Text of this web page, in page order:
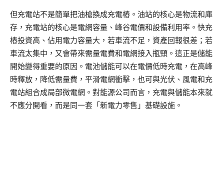
但充電站不是簡單把油槍換成充電樁。油站的核心是物流和庫
存，充電站的核心是電網容量、峰谷電價和設備利用率。快充
樁投資高、佔用電力容量大，若車流不足，資產回報很差；若
車流太集中，又會帶來需量電費和電網接入瓶頸。這正是儲能
開始變得重要的原因。電池儲能可以在電價低時充電，在高峰
時釋放，降低需量費，平滑電網衝擊，也可與光伏、風電和充
電站組合成局部微電網。對能源公司而言，充電與儲能本來就
不應分開看，而是同一套「新電力零售」基礎設施。